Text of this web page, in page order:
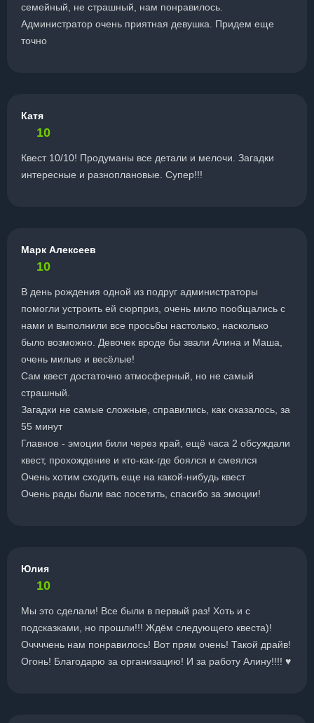
семейный, не страшный, нам понравилось.
Администратор очень приятная девушка. Придем еще
точно
Катя
10
Квест 10/10! Продуманы все детали и мелочи. Загадки
интересные и разноплановые. Супер!!!
Марк Алексеев
10
В день рождения одной из подруг администраторы
помогли устроить ей сюрприз, очень мило пообщались с
нами и выполнили все просьбы настолько, насколько
было возможно. Девочек вроде бы звали Алина и Маша,
очень милые и весёлые!
Сам квест достаточно атмосферный, но не самый
страшный.
Загадки не самые сложные, справились, как оказалось, за
55 минут
Главное - эмоции били через край, ещё часа 2 обсуждали
квест, прохождение и кто-как-где боялся и смеялся
Очень хотим сходить еще на какой-нибудь квест
Очень рады были вас посетить, спасибо за эмоции!
Юлия
10
Мы это сделали! Все были в первый раз! Хоть и с
подсказками, но прошли!!! Ждём следующего квеста)!
Оччччень нам понравилось! Вот прям очень! Такой драйв!
Огонь! Благодарю за организацию! И за работу Алину!!!! ♥